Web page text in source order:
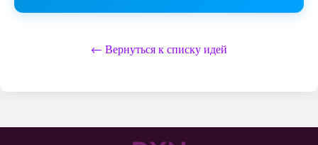
← Вернуться к списку идей